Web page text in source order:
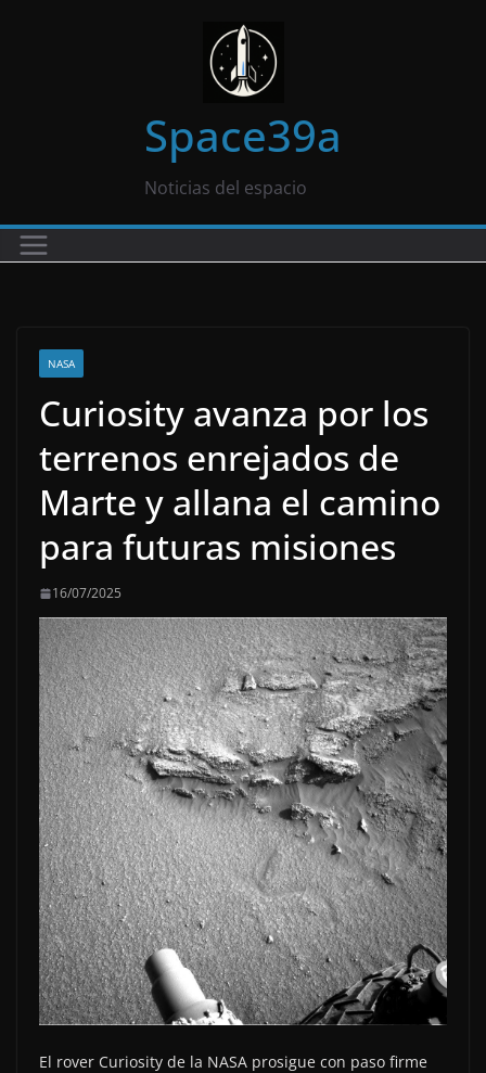
Space39a
Noticias del espacio
NASA
Curiosity avanza por los
terrenos enrejados de
Marte y allana el camino
para futuras misiones
16/07/2025
El rover Curiosity de la NASA prosigue con paso firme